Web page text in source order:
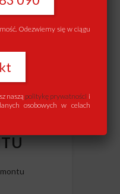
DO
Odezwiemy się w ciągu
naszą politykę prywatności i
osobowych w celach